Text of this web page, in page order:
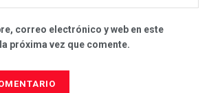
correo electrónico y web en este
próxima vez que comente.